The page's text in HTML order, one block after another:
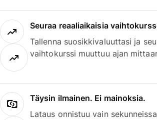
Seuraa reaaliaikaisia
Tallenna suosikkivaluuttasi ja
vaihtokurssi muuttuu ajan
Täysin ilmainen. Ei mainoksia.
Lataus onnistuu vain